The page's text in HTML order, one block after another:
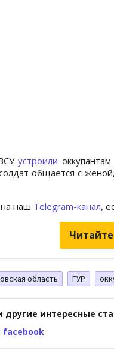
устроили
общается с
наш Telegram-канал,
область ГУР
другие интересные
facebook